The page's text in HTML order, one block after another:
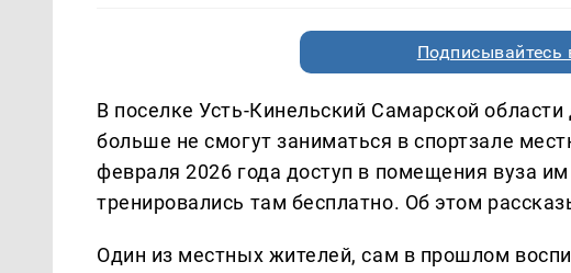
Подписывайтесь
В поселке Усть-Кинельский Самарской
больше не смогут заниматься в спортзале
февраля 2026 года доступ в помещения вуза
тренировались там бесплатно. Об этом
Один из местных жителей, сам в прошлом